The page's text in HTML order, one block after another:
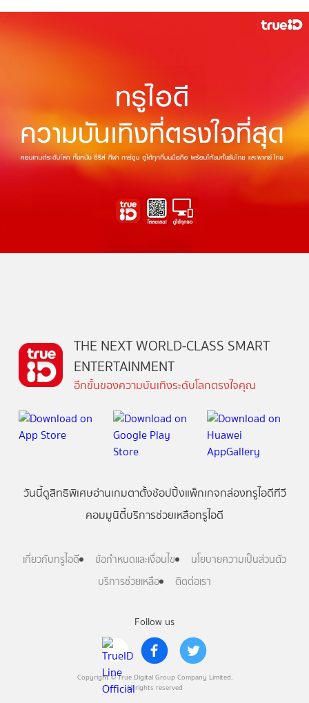
Follow us
Copyright © True Digital Group Company Limited.
All rights reserved
THE NEXT WORLD-CLASS SMART
ENTERTAINMENT
อีกขั้นของความบันเทิงระดับโลกตรงใจคุณ
วันนี้ดูสิทธิพิเศษอ่านเกมตาตั้งช้อปปิ้งแพ็กเกจกล่องทรูไอดีทีวี
คอมมูนิตี้บริการช่วยเหลือทรูไอดี
เกี่ยวกับทรูไอดี ข้อกำหนดและเงื่อนไข
นโยบายความเป็นส่วนตัว
บริการช่วยเหลือ
ติดต่อเรา